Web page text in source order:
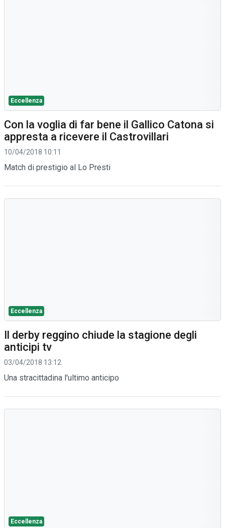
Eccellenza
Con la voglia di far bene il Gallico Catona si
appresta a ricevere il Castrovillari
10/04/2018 10:11
Match di prestigio al Lo Presti
Eccellenza
Il derby reggino chiude la stagione degli
anticipi tv
03/04/2018 13:12
Una stracittadina l'ultimo anticipo
Eccellenza